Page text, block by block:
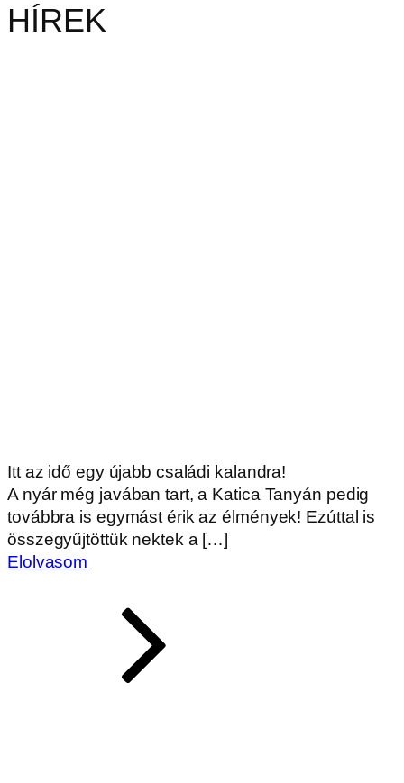
HÍREK
Itt az idő egy újabb családi kalandra!
A nyár még javában tart, a Katica Tanyán pedig
továbbra is egymást érik az élmények! Ezúttal is
összegyűjtöttük nektek a […]
Elolvasom